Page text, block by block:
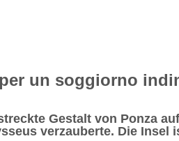
un soggiorno
Gestalt von Ponza
verzauberte. Die Insel